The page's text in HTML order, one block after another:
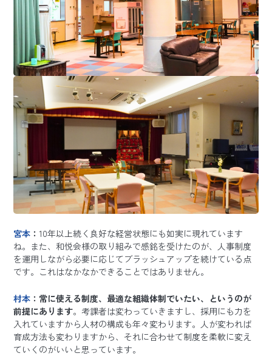
宮本 ：10年以上続く良好な経営状態にも如実に現れています
ね。また、和悦会様の取り組みで感銘を受けたのが、人事制度
を運用しながら必要に応じてブラッシュアップを続けている点
です。これはなかなかできることではありません。
村本 ：常に使える制度、最適な組織体制でいたい、というのが
前提にあります。考課者は変わっていきますし、採用にも力を
入れていますから人材の構成も年々変わります。人が変われば
育成方法も変わりますから、それに合わせて制度を柔軟に変え
ていくのがいいと思っています。